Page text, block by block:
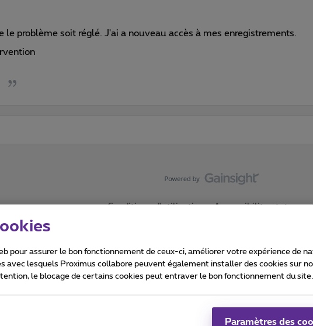
le problème soit réglé. J'ai a nouveau accès à mes enregistrements.
Conditions d'utilisation Accessibility
droits réservés. ©2026Proximus
pour assurer le bon fonctionnement de ceux-ci, améliorer votre expérience de
avec lesquels Proximus collabore peuvent également installer des cookies sur
le blocage de certains cookies peut entraver le bon fonctionnement du site.
Paramètres des